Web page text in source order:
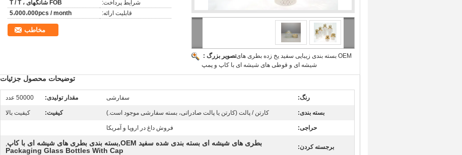
تصویر بزرگ :OEM بسته بندی زیبایی سفید یخ زده بطری های
شیشه ای و قوطی های شیشه ای با کاپ و پمپ
شرایط پرداخت:
FOB شانگهای ، T / T
قابلیت ارائه:
5،000،000pcs / month
مخاطب
توضیحات محصول جزئیات
رنگ: سفارشی مقدار تولیدی: 50000 عدد
بسته بندی: کارتن / پالت (کارتن یا پالت صادراتی، بسته سفارشی موجود است.) کیفیت: کیفیت بالا
حراجی: فروش داغ در اروپا و آمریکا
برجسته کردن: بطری های شیشه ای بسته بندی شده سفید OEM,بسته بندی بطری های شیشه ای با کاپ ,
Packaging Glass Bottles With Cap